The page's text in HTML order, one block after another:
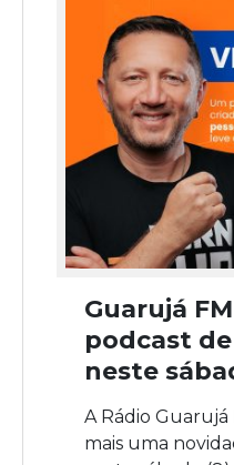
Guarujá
podcast
neste
A Rádio Guarujá
mais uma